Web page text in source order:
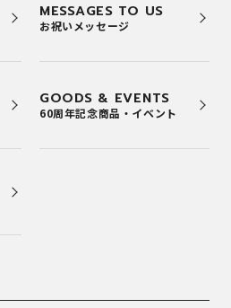
MESSAGES TO US
お祝いメッセージ
GOODS & EVENTS
60周年記念商品・イベント